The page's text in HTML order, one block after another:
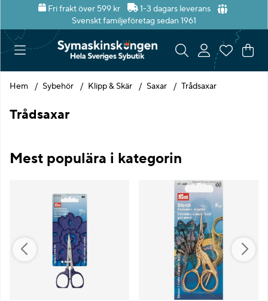
Fri frakt över 599 kr
1-3 dagars leverans
Svenskt familjeföretag sedan 1961
.
Hem Sybehör Klipp & Skär Saxar Trådsaxar
Trådsaxar
Mest populära i kategorin